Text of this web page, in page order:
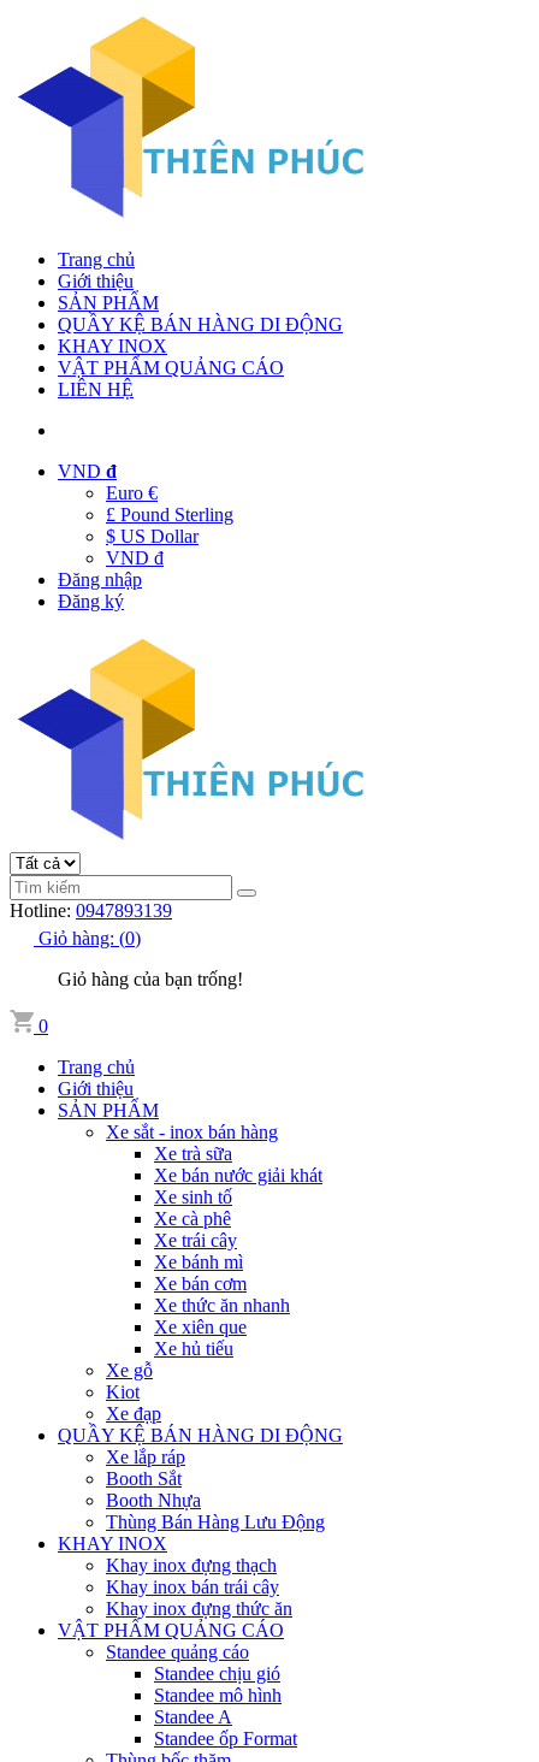
Trang chủ
Giới thiệu
SẢN PHẨM
QUẦY KỆ BÁN HÀNG DI ĐỘNG
KHAY INOX
VẬT PHẨM QUẢNG CÁO
LIÊN HỆ
VND đ
Euro €
£ Pound Sterling
$ US Dollar
VND đ
Đăng nhập
Đăng ký
Hotline: 0947893139
Giỏ hàng: (0)
Giỏ hàng của bạn trống!
0
Trang chủ
Giới thiệu
SẢN PHẨM
Xe sắt - inox bán hàng
Xe trà sữa
Xe bán nước giải khát
Xe sinh tố
Xe cà phê
Xe trái cây
Xe bánh mì
Xe bán cơm
Xe thức ăn nhanh
Xe xiên que
Xe hủ tiếu
Xe gỗ
Kiot
Xe đạp
QUẦY KỆ BÁN HÀNG DI ĐỘNG
Xe lắp ráp
Booth Sắt
Booth Nhựa
Thùng Bán Hàng Lưu Động
KHAY INOX
Khay inox đựng thạch
Khay inox bán trái cây
Khay inox đựng thức ăn
VẬT PHẨM QUẢNG CÁO
Standee quảng cáo
Standee chịu gió
Standee mô hình
Standee A
Standee ốp Format